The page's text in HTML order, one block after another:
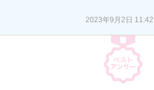
2023年9月2日 11:42